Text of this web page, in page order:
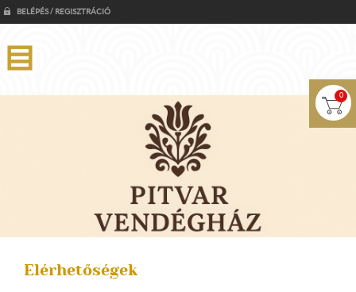
BELÉPÉS / REGISZTRÁCIÓ
0
Elérhetőségek